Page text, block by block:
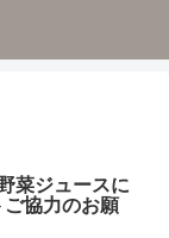
菜ジュースに
ご協力のお願